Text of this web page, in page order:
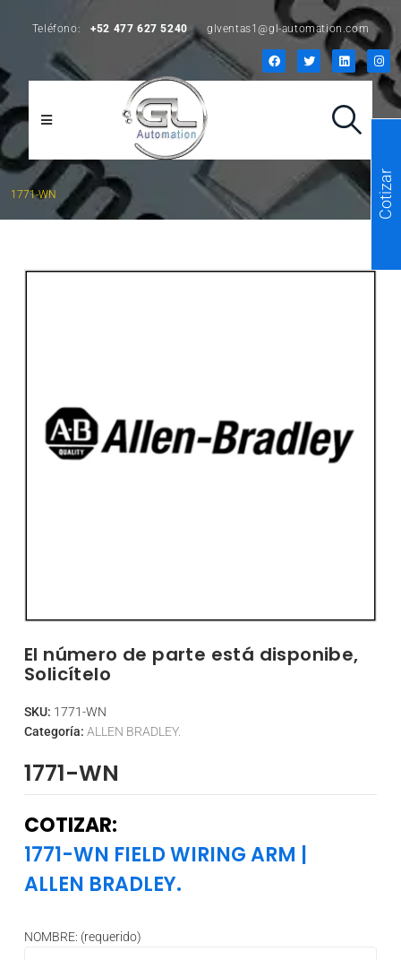
Teléfono: +52 477 627 5240 glventas1@gl-automation.com
1771-WN
El número de parte está disponibe,
Solicítelo
SKU: 1771-WN
Categoría: ALLEN BRADLEY.
1771-WN
COTIZAR:
1771-WN FIELD WIRING ARM |
ALLEN BRADLEY.
NOMBRE: (requerido)
Cotizar